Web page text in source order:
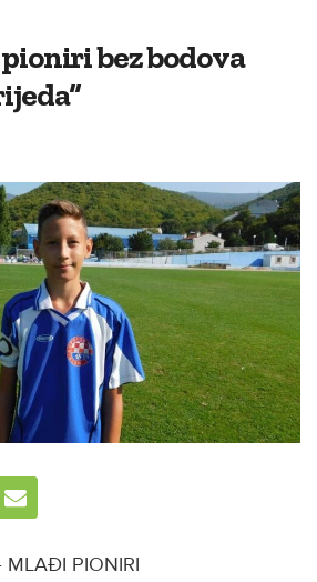
bez bodova
MLAĐI PIONIRI